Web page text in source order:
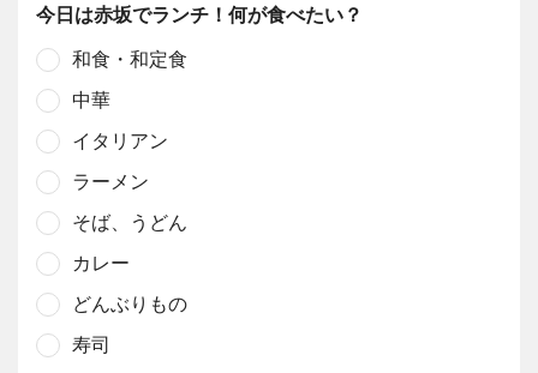
今日は赤坂でランチ！何が食べたい？
和食・和定食
中華
イタリアン
ラーメン
そば、うどん
カレー
どんぶりもの
寿司